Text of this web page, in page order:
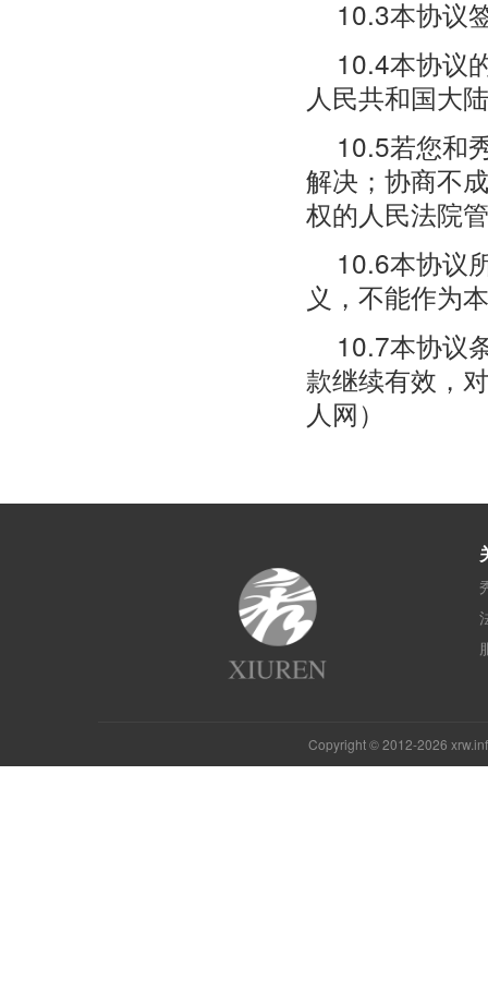
10.3本协议
10.4本协议
人民共和国大
10.5若您和
解决；协商不
权的人民法院
10.6本协议
义，不能作为
10.7本协议
款继续有效，
人网）
Copyright © 2012-2026